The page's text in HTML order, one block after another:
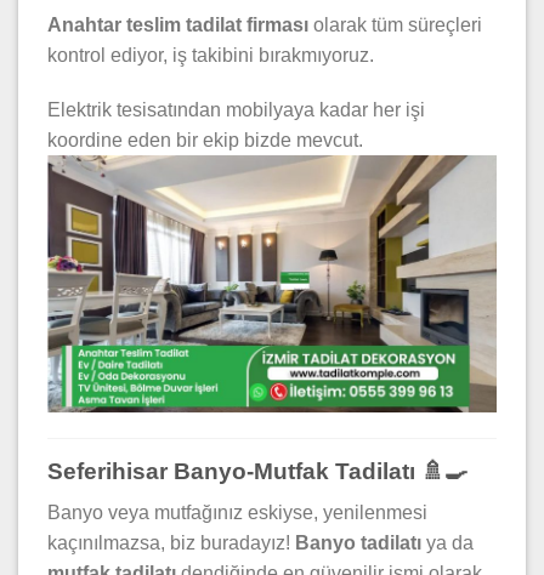
Anahtar teslim tadilat firması olarak tüm süreçleri
kontrol ediyor, iş takibini bırakmıyoruz.
Elektrik tesisatından mobilyaya kadar her işi
koordine eden bir ekip bizde mevcut.
Seferihisar Banyo-Mutfak Tadilatı 🚿🍳
Banyo veya mutfağınız eskiyse, yenilenmesi
kaçınılmazsa, biz buradayız! Banyo tadilatı ya da